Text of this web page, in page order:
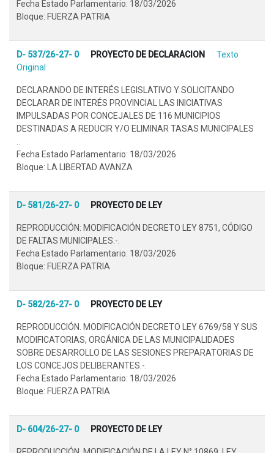
Fecha Estado Parlamentario: 18/03/2026
Bloque: FUERZA PATRIA
D- 537/26-27- 0 PROYECTO DE DECLARACION
Texto
Original
DECLARANDO DE INTERÉS LEGISLATIVO Y SOLICITANDO
DECLARAR DE INTERÉS PROVINCIAL LAS INICIATIVAS
IMPULSADAS POR CONCEJALES DE 116 MUNICIPIOS
DESTINADAS A REDUCIR Y/O ELIMINAR TASAS MUNICIPALES
Fecha Estado Parlamentario: 18/03/2026
Bloque: LA LIBERTAD AVANZA
D- 581/26-27- 0 PROYECTO DE LEY
REPRODUCCIÓN: MODIFICACIÓN DECRETO LEY 8751, CÓDIGO
DE FALTAS MUNICIPALES.-.
Fecha Estado Parlamentario: 18/03/2026
Bloque: FUERZA PATRIA
D- 582/26-27- 0 PROYECTO DE LEY
REPRODUCCIÓN. MODIFICACIÓN DECRETO LEY 6769/58 Y SUS
MODIFICATORIAS, ORGÁNICA DE LAS MUNICIPALIDADES
SOBRE DESARROLLO DE LAS SESIONES PREPARATORIAS DE
LOS CONCEJOS DELIBERANTES.-.
Fecha Estado Parlamentario: 18/03/2026
Bloque: FUERZA PATRIA
D- 604/26-27- 0 PROYECTO DE LEY